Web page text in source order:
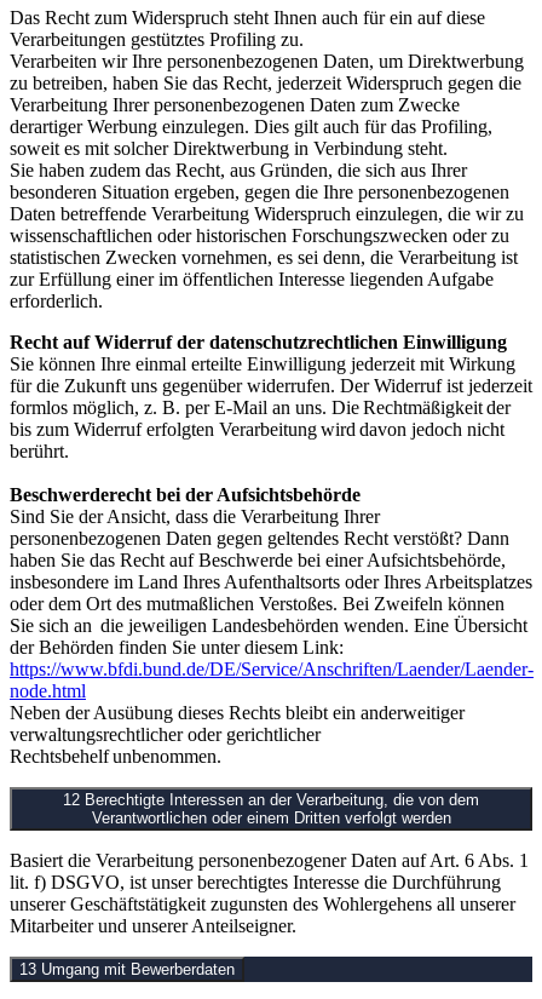
Das Recht zum Widerspruch steht Ihnen auch für ein auf diese
Verarbeitungen gestütztes Profiling zu.
Verarbeiten wir Ihre personenbezogenen Daten, um Direktwerbung
zu betreiben, haben Sie das Recht, jederzeit Widerspruch gegen die
Verarbeitung Ihrer personenbezogenen Daten zum Zwecke
derartiger Werbung einzulegen. Dies gilt auch für das Profiling,
soweit es mit solcher Direktwerbung in Verbindung steht.
Sie haben zudem das Recht, aus Gründen, die sich aus Ihrer
besonderen Situation ergeben, gegen die Ihre personenbezogenen
Daten betreffende Verarbeitung Widerspruch einzulegen, die wir zu
wissenschaftlichen oder historischen Forschungszwecken oder zu
statistischen Zwecken vornehmen, es sei denn, die Verarbeitung ist
zur Erfüllung einer im öffentlichen Interesse liegenden Aufgabe
erforderlich.
Recht auf Widerruf der datenschutzrechtlichen Einwilligung
Sie können Ihre einmal erteilte Einwilligung jederzeit mit Wirkung
für die Zukunft uns gegenüber widerrufen. Der Widerruf ist jederzeit
formlos möglich, z. B. per E-Mail an uns. DieRechtmäßigkeitder
bis zum Widerruf erfolgten Verarbeitungwird davon jedoch nicht
berührt.
Beschwerderecht bei der Aufsichtsbehörde
Sind Sie der Ansicht, dass die Verarbeitung Ihrer
personenbezogenen Daten gegen geltendes Recht verstößt? Dann
haben Sie das Recht auf Beschwerde bei einer Aufsichtsbehörde,
insbesondere im Land Ihres Aufenthaltsorts oder Ihres Arbeitsplatzes
oder dem Ort des mutmaßlichen Verstoßes. Bei Zweifeln können
Sie sich an die jeweiligen Landesbehörden wenden. Eine Übersicht
der Behörden finden Sie unter diesem Link:
https://www.bfdi.bund.de/DE/Service/Anschriften/Laender/Laender-
node.html
Neben der Ausübung dieses Rechts bleibt ein anderweitiger
verwaltungsrechtlicher oder gerichtlicher
Rechtsbehelf unbenommen.
12 Berechtigte Interessen an der Verarbeitung, die von dem
Verantwortlichen oder einem Dritten verfolgt werden
Basiert die Verarbeitung personenbezogener Daten aufArt. 6 Abs. 1
lit. f) DSGVO, ist unser berechtigtes Interesse die Durchführung
unserer Geschäftstätigkeit zugunsten des Wohlergehens all unserer
Mitarbeiter und unserer Anteilseigner.
13 Umgang mit Bewerberdaten